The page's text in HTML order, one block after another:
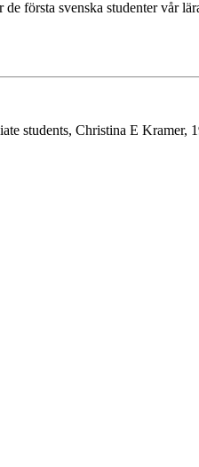
första svenska studenter vår
students, Chris­tina E Kramer,